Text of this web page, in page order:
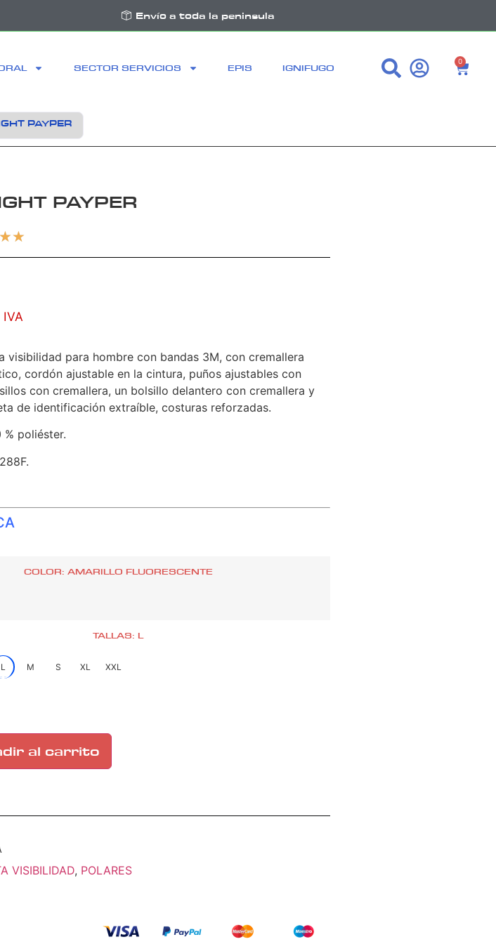
Envío a toda la peninsula
SECTOR SERVICIOS EPIS IGNIFUGO
0
PAYPER
PAYPER
★★
IVA
visibilidad para hombre con bandas 3M, con cremallera
cordón ajustable en la cintura, puños ajustables con
con cremallera, un bolsillo delantero con cremallera y
de identificación extraíble, costuras reforzadas.
% poliéster.
COLOR: AMARILLO FLUORESCENTE
TALLAS: L
L M S XL XXL
al carrito
VISIBILIDAD, POLARES